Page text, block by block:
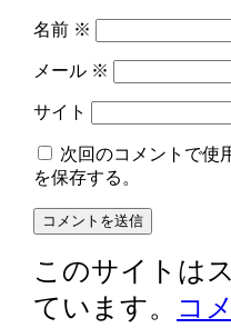
名前 ※
メール ※
サイト
次回のコメントで使
を保存する。
このサイトは
ています。
コ